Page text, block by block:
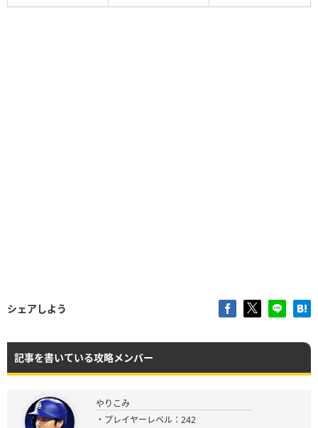
シェアしよう
記事を書いている攻略メンバー
やりこみ
・プレイヤーレベル：242